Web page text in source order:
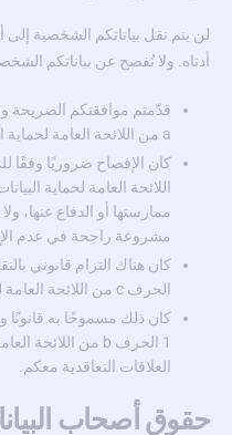
لن يتم نقل بياناتكم الشخصية
أدناه. ولا نُفصح عن بياناتكم
a من اللائحة العامة لحماية البيانات (GDPR)،
ممارستها أو الدفاع عنها،
مشروعة راجحة في عدم
الحرف c من اللائحة العامة لحماية البيانات (GDPR)، و
العلاقات التعاقدية معكم.
حقوق أصحاب